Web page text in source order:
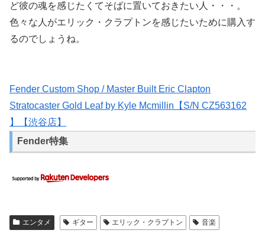
ど彼の魂を感じたくてそばに置いておきたい人・・・。
色々な人がエリック・クラプトンを感じたいために購入す
るのでしょうね。
Fender Custom Shop / Master Built Eric Clapton
Stratocaster Gold Leaf by Kyle Mcmillin【S/N CZ563162
】【渋谷店】
Fender特集
エンタメ ギター エリック・クラプトン 音楽